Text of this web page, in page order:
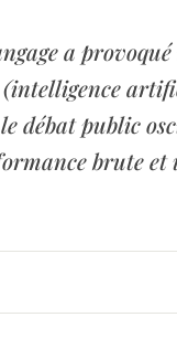
a
débat public
brute